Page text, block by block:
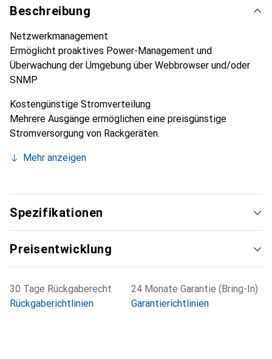
Beschreibung
Netzwerkmanagement
Ermöglicht proaktives Power-Management und
Überwachung der Umgebung über Webbrowser und/oder
SNMP
Kostengünstige Stromverteilung
Mehrere Ausgänge ermöglichen eine preisgünstige
Stromversorgung von Rackgeräten.
Mehr anzeigen
Spezifikationen
Preisentwicklung
30 Tage Rückgaberecht
Rückgaberichtlinien
24 Monate Garantie (Bring-In)
Garantierichtlinien